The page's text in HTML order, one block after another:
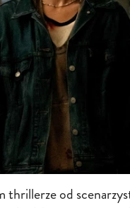
thrillerze od